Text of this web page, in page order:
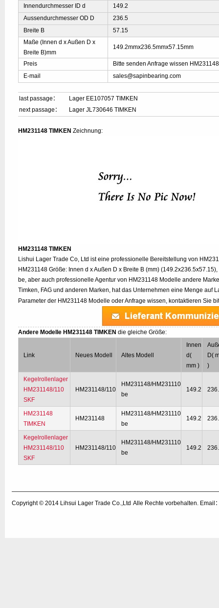
Innendurchmesser ID d
149.2
Aussendurchmesser OD D
236.5
Breite B
57.15
Maße (Innen d x Außen D x
Breite B)mm
149.2mmx236.5mmx57.15mm
Preis
Bitte senden Anfrage wissen
E-mail
sales@sapinbearing.com
last passage：
Lager EE107057 TIMKEN
next passage：
Lager JL730646 TIMKEN
HM231148 TIMKEN Zeichnung:
HM231148 TIMKEN
Lishui Lager Trade Co, Ltd ist eine professionelle Bereitstellung von
HM231148 Größe: Innen d x Außen D x Breite B (mm)
be, aber auch professionelle Agentur von HM231148 Modelle andere
Timken, FAG und anderen Marken, hat das Unternehmen eine Menge auf
Parameter der HM231148 Modelle oder Anfrage wissen, kontaktieren Sie
Andere Modelle HM231148 TIMKEN die gleiche Größe:
Link Neues Modell Altes Modell
Innen
d(
mm )
D(
)
Kegelrollenlager
HM231148/110
SKF
HM231148/110
HM231148/HM231110
be
149.2
HM231148
TIMKEN
HM231148
HM231148/HM231110
be
149.2
Kegelrollenlager
HM231148/110
SKF
HM231148/110
HM231148/HM231110
be
149.2
Copyright © 2014 Lihsui Lager Trade Co.,Ltd Alle Rechte vorbehalten. Email